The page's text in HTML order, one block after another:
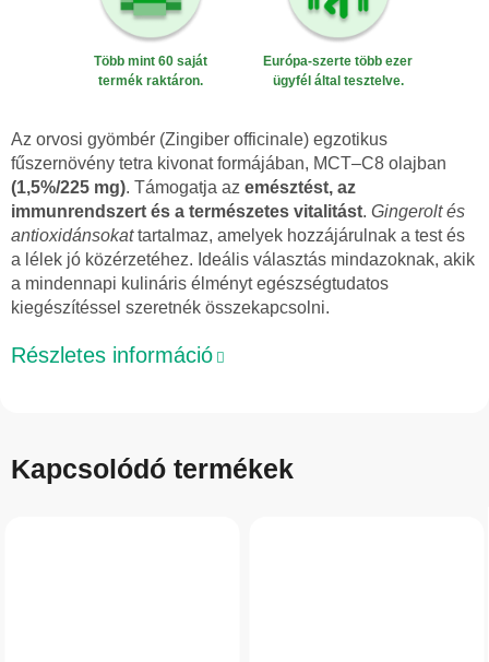
Több mint 60 saját
termék raktáron.
Európa-szerte több ezer
ügyfél által tesztelve.
Az orvosi gyömbér (Zingiber officinale) egzotikus
fűszernövény tetra kivonat formájában, MCT–C8 olajban
(1,5%/225 mg). Támogatja az emésztést, az
immunrendszert és a természetes vitalitást. Gingerolt és
antioxidánsokattartalmaz, amelyek hozzájárulnak a test és
a lélek jó közérzetéhez. Ideális választás mindazoknak, akik
a mindennapi kulináris élményt egészségtudatos
kiegészítéssel szeretnék összekapcsolni.
Részletes információ
Kapcsolódó termékek